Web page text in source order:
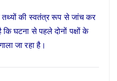
की स्वतंत्र रूप से जांच कर
घटना से पहले दोनों पक्षों के
जा रहा है।